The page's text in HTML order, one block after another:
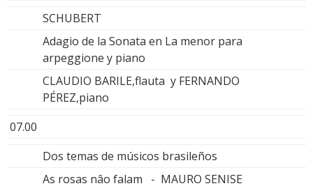
SCHUBERT
Adagio de la Sonata en La menor para
arpeggione y piano
CLAUDIO BARILE,flauta y FERNANDO
PÉREZ,piano
07.00
Dos temas de músicos brasileños
As rosas nâo falam - MAURO SENISE